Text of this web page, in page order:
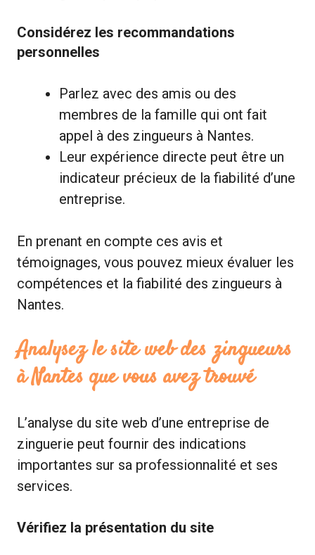
Considérez les recommandations
personnelles
Parlez avec des amis ou des
membres de la famille qui ont fait
appel à des zingueurs à Nantes.
Leur expérience directe peut être un
indicateur précieux de la fiabilité d’une
entreprise.
En prenant en compte ces avis et
témoignages, vous pouvez mieux évaluer les
compétences et la fiabilité des zingueurs à
Nantes.
Analysez le site web des zingueurs
à Nantes que vous avez trouvé
L’analyse du site web d’une entreprise de
zinguerie peut fournir des indications
importantes sur sa professionnalité et ses
services.
Vérifiez la présentation du site